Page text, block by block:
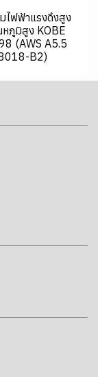
ไฟฟ้าแรงดึงสูง
ภูมิสูง KOBE
(AWS A5.5
B2)